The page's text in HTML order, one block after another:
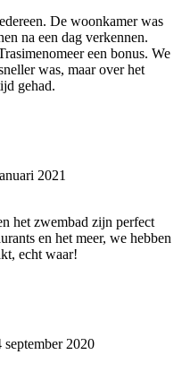
De woonkamer was
na een dag verkennen.
een bonus. We
was, maar over het
gehad.
2021
het zwembad zijn perfect
en het meer, we hebben
echt waar!
2020